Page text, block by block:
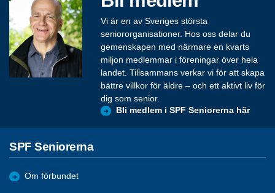
Vi är en av Sveriges största
seniororganisationer. Hos oss delar du
gemenskapen med närmare en kvarts
miljon medlemmar i föreningar över hela
landet. Tillsammans verkar vi för att skapa
bättre villkor för äldre – och ett aktivt liv för
dig som senior.
Bli medlem i SPF Seniorerna här
SPF Seniorerna
Om förbundet